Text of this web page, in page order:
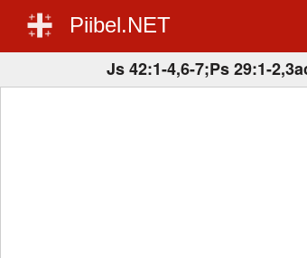
Piibel.NET
Js 42:1-4,6-7;Ps 29:1-